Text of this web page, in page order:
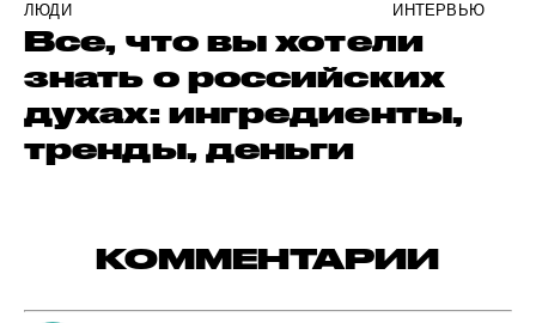
ЛЮДИ ИНТЕРВЬЮ
Все, что вы хотели
знать о российских
духах: ингредиенты,
тренды, деньги
КОММЕНТАРИИ